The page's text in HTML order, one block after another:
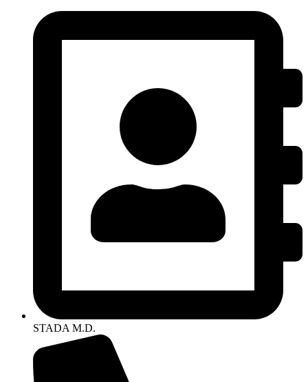
STADA M.D.